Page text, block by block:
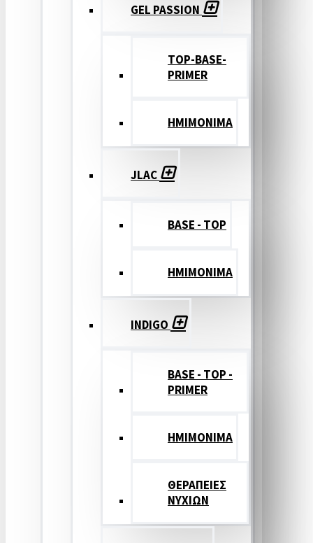
GEL PASSION
TOP-BASE-
PRIMER
ΗΜΙΜΟΝΙΜΑ
JLAC
BASE - TOP
ΗΜΙΜΟΝΙΜΑ
INDIGO
BASE - TOP -
PRIMER
HMIMONIMA
ΘΕΡΑΠΕΙΕΣ
ΝΥΧΙΩΝ